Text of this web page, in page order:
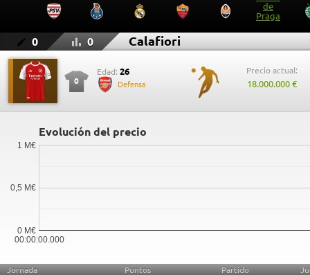
0 0 Calafiori
0
Edad: 26
Defensa
Precio actual:
18.000.000 €
Evolución del precio
00:00:00.000
0 M€
0,5 M€
1 M€
Jornada Puntos Partido